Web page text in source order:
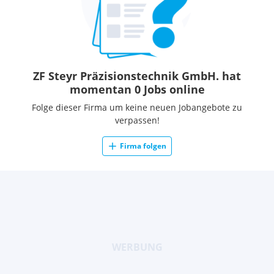
Daher legen wir Ihr Bruttogehalt individuell mit Ihnen fest.
Eine Überzahlung des KV-Mindestgehalts von ist je nach
Qualifikation und Berufserfahrung möglich. Am Standort in
Steyr arbeiten rd. 550 Mitarbeiter/innen
ZF Steyr Präzisionstechnik GmbH. hat
momentan 0 Jobs online
Folge dieser Firma um keine neuen Jobangebote zu
verpassen!
Firma folgen